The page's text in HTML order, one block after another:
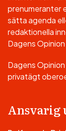
prenumeranter
sätta agenda
redaktionella
Dagens
Dagens
privatägt
Ansvarig